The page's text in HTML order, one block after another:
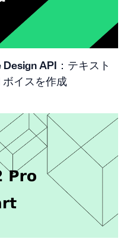
API：テキスト
イスを作成